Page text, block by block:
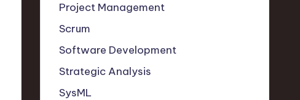
Project Management
Scrum
Software Development
Strategic Analysis
SysML